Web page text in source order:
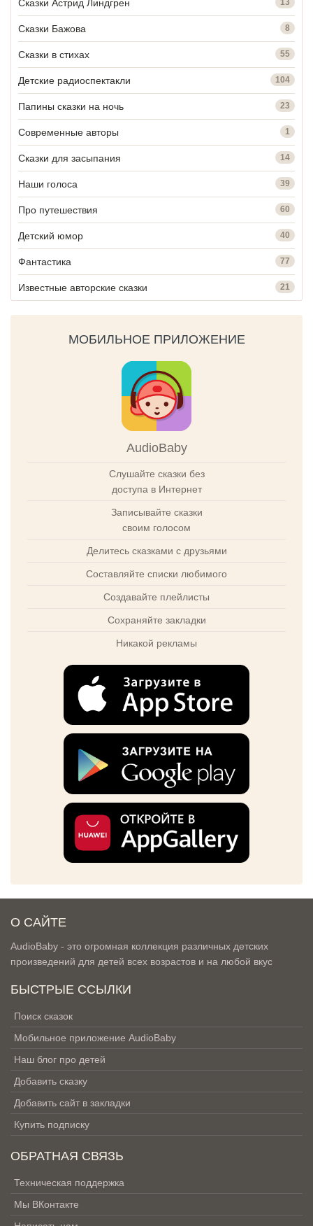
Сказки Астрид Линдгрен
Сказки Бажова 8
Сказки в стихах 55
Детские радиоспектакли 104
Папины сказки на ночь 23
Современные авторы 1
Сказки для засыпания 14
Наши голоса 39
Про путешествия 60
Детский юмор 40
Фантастика 77
Известные авторские сказки 21
МОБИЛЬНОЕ ПРИЛОЖЕНИЕ
AudioBaby
Слушайте сказки без
доступа в Интернет
Записывайте сказки
своим голосом
Делитесь сказками с друзьями
Составляйте списки любимого
Создавайте плейлисты
Сохраняйте закладки
Никакой рекламы
О САЙТЕ
AudioBaby - это огромная коллекция различных детских
произведений для детей всех возрастов и на любой вкус
БЫСТРЫЕ ССЫЛКИ
Поиск сказок
Мобильное приложение AudioBaby
Наш блог про детей
Добавить сказку
Добавить сайт в закладки
Купить подписку
ОБРАТНАЯ СВЯЗЬ
Техническая поддержка
Мы ВКонтакте